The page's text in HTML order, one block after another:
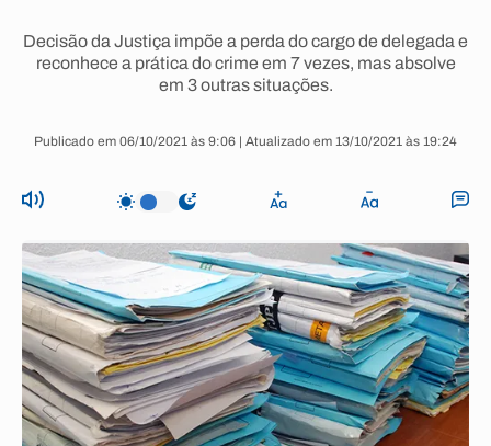
Decisão da Justiça impõe a perda do cargo de delegada e
reconhece a prática do crime em 7 vezes, mas absolve
em 3 outras situações.
Publicado em 06/10/2021 às 9:06 | Atualizado em 13/10/2021 às 19:24